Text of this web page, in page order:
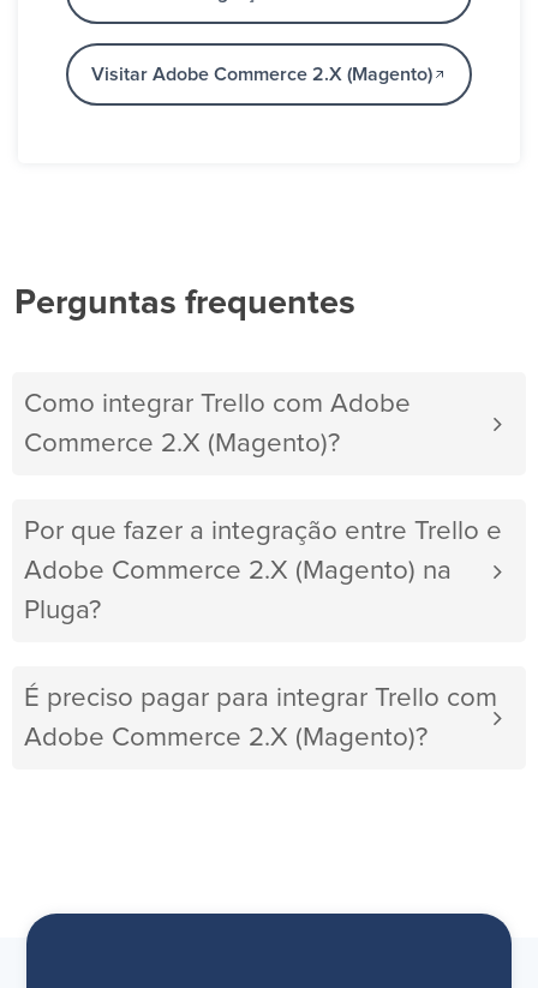
Visitar Adobe Commerce 2.X (Magento)
Perguntas frequentes
Como integrar Trello com Adobe
Commerce 2.X (Magento)?
Por que fazer a integração entre Trello e
Adobe Commerce 2.X (Magento) na
Pluga?
É preciso pagar para integrar Trello com
Adobe Commerce 2.X (Magento)?